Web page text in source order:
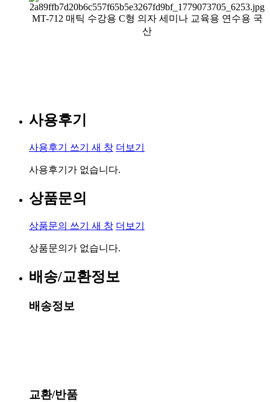
MT-712 매틱 수강용 C형 의자 세미나 교육용 연수용 국
산
사용후기
사용후기 쓰기 새 창 더보기
사용후기가 없습니다.
상품문의
상품문의 쓰기 새 창 더보기
상품문의가 없습니다.
배송/교환정보
배송정보
교환/반품